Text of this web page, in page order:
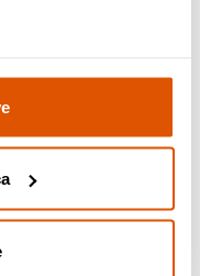
uređaja od
moć pare, za
uporabe bilo kakvih